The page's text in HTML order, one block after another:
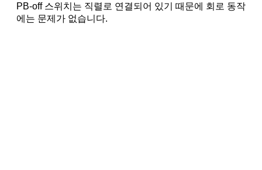
PB-off 스위치는 직렬로 연결되어 있기 때문에 회로 동작
에는 문제가 없습니다.